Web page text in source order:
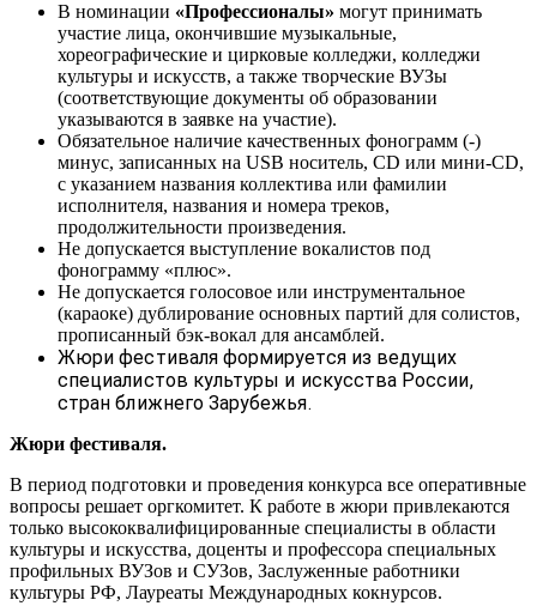
В номинации «Профессионалы» могут принимать
участие лица, окончившие музыкальные,
хореографические и цирковые колледжи, колледжи
культуры и искусств, а также творческие ВУЗы
(соответствующие документы об образовании
указываются в заявке на участие).
Обязательное наличие качественных фонограмм (-)
минус, записанных на USB носитель, CD или мини-CD,
с указанием названия коллектива или фамилии
исполнителя, названия и номера треков,
продолжительности произведения.
Не допускается выступление вокалистов под
фонограмму «плюс».
Не допускается голосовое или инструментальное
(караоке) дублирование основных партий для солистов,
прописанный бэк-вокал для ансамблей.
Жюри фестиваля формируется из ведущих
специалистов культуры и искусства России,
стран ближнего Зарубежья.
Жюри фестиваля.
В период подготовки и проведения конкурса все оперативные
вопросы решает оргкомитет. К работе в жюри привлекаются
только высококвалифицированные специалисты в области
культуры и искусства, доценты и профессора специальных
профильных ВУЗов и СУЗов, Заслуженные работники
культуры РФ, Лауреаты Международных кокнурсов.